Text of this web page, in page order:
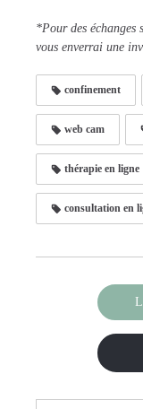
*Pour des échanges
vous enverrai une
confinement
web cam
thérapie en ligne
consultation en